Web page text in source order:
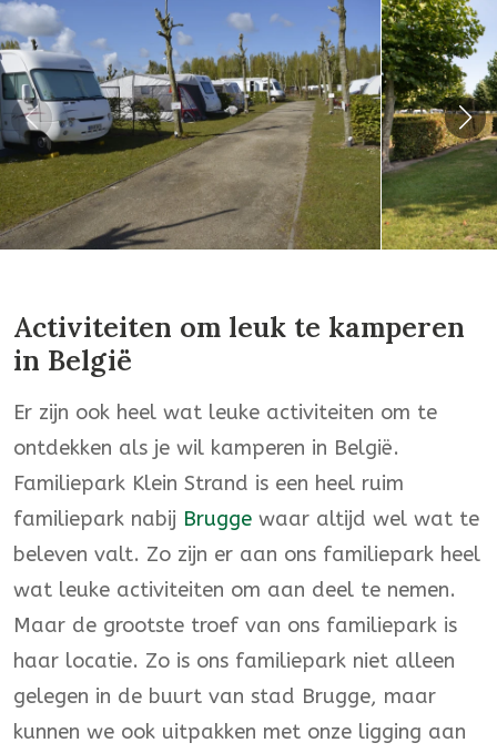
Activiteiten om leuk te kamperen
in België
Er zijn ook heel wat leuke activiteiten om te
ontdekken als je wil kamperen in België.
Familiepark Klein Strand is een heel ruim
familiepark nabij Brugge waar altijd wel wat te
beleven valt. Zo zijn er aan ons familiepark heel
wat leuke activiteiten om aan deel te nemen.
Maar de grootste troef van ons familiepark is
haar locatie. Zo is ons familiepark niet alleen
gelegen in de buurt van stad Brugge, maar
kunnen we ook uitpakken met onze ligging aan